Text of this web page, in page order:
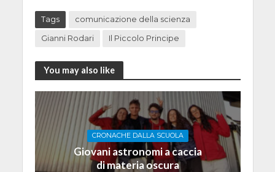
Tags comunicazione della scienza
Gianni Rodari Il Piccolo Principe
You may also like
CRONACHE DALLA SCUOLA
Giovani astronomi a caccia
di materia oscura